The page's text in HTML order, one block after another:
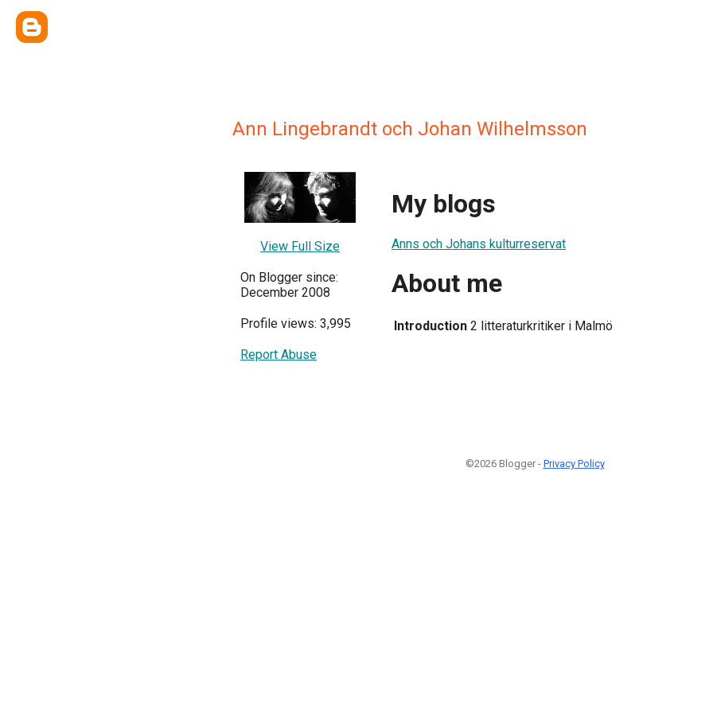
Ann Lingebrandt och Johan Wilhelmsson
View Full Size
On Blogger since:
December 2008
Profile views: 3,995
Report Abuse
My blogs
Anns och Johans kulturreservat
About me
Introduction 2 litteraturkritiker i Malmö
©2026 Blogger - Privacy Policy